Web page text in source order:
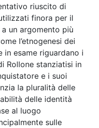
riuscito di
finora per il
un argomento più
l’etnogenesi dei
esame riguardano i
Rollone stanziatisi in
e i suoi
la pluralità delle
delle identità
al luogo
sulle